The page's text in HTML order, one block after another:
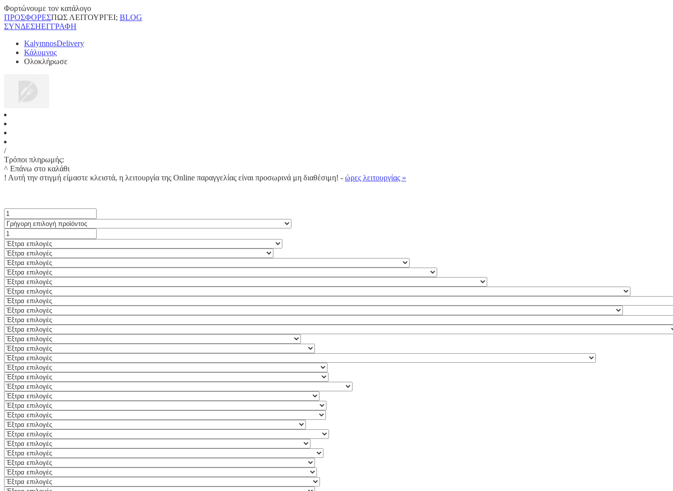
Φορτώνουμε τον κατάλογο
ΠΡΟΣΦΟΡΕΣΠΩΣ ΛΕΙΤΟΥΡΓΕΙ; BLOG
ΣΥΝΔΕΣΗΕΓΓΡΑΦΗ
KalymnosDelivery
Κάλυμνος
Ολοκλήρωσε
/
Τρόποι πληρωμής:
^ Επάνω στο καλάθι
! Αυτή την στιγμή είμαστε κλειστά, η λειτουργία της Online παραγγελίας είναι προσωρινά μη διαθέσιμη! - ώρες λειτουργίας »